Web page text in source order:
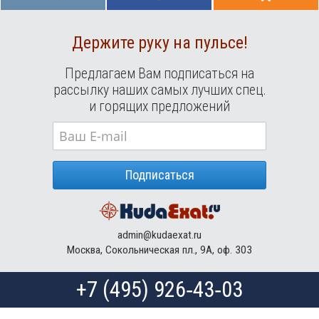
Держите руку на пульсе!
Предлагаем Вам подписаться на
рассылку наших самых лучших спец.
и горящих предложений
Подписаться
admin@kudaexat.ru
Москва, Сокольническая пл., 9А, оф. 303
+7 (495) 926‑43‑03